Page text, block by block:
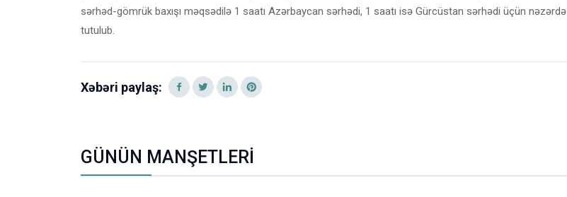
sərhəd-gömrük baxışı məqsədilə 1 saatı Azərbaycan sərhədi, 1 saatı isə Gürcüstan sərhədi üçün nəzərdə
tutulub.
Xəbəri paylaş:
GÜNÜN MANŞETLERİ